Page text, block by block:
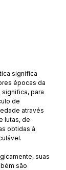
significa
épocas da
significa, para
de
através
lutas, de
obtidas à
suas
são